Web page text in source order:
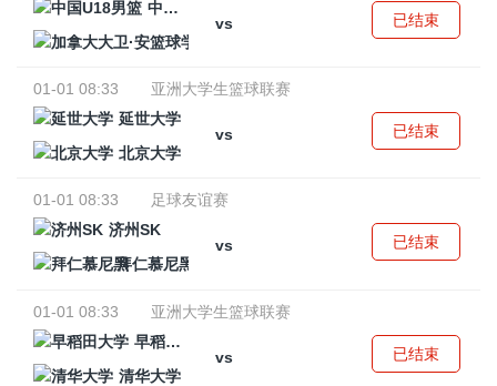
中国U18男篮
vs
已结束
01-01 08:33
亚洲大学生篮球联赛
延世大学
vs
北京大学
已结束
01-01 08:33
足球友谊赛
济州SK
vs
拜仁慕尼黑
已结束
01-01 08:33
亚洲大学生篮球联赛
早稻田大学
vs
清华大学
已结束